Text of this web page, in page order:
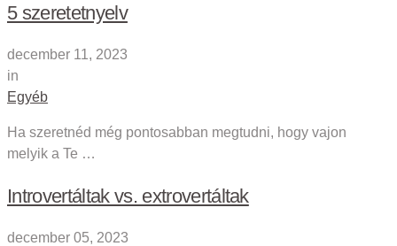
5 szeretetnyelv
december 11, 2023
in
Egyéb
Ha szeretnéd még pontosabban megtudni, hogy vajon
melyik a Te …
Introvertáltak vs. extrovertáltak
december 05, 2023